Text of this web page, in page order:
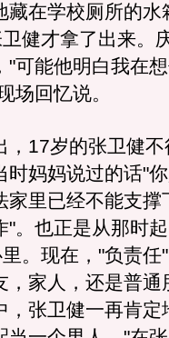
藏在学校厕所的水
健才拿了出来。
"可能他明白我在
场回忆说。
17岁的张卫健不
时妈妈说过的话"
家里已经不能支撑
"。也正是从那时
。现在，"负责任
，家人，还是普通
，张卫健一再肯定